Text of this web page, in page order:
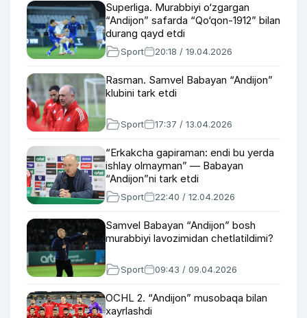
Superliga. Murabbiyi o‘zgargan
“Andijon” safarda “Qo‘qon-1912” bilan
durang qayd etdi
Sport 20:18 / 19.04.2026
Rasman. Samvel Babayan “Andijon”
klubini tark etdi
Sport 17:37 / 13.04.2026
“Erkakcha gapiraman: endi bu yerda
ishlay olmayman” — Babayan
“Andijon”ni tark etdi
Sport 22:40 / 12.04.2026
Samvel Babayan “Andijon” bosh
murabbiyi lavozimidan chetlatildimi?
Sport 09:43 / 09.04.2026
OCHL 2. “Andijon” musobaqa bilan
xayrlashdi